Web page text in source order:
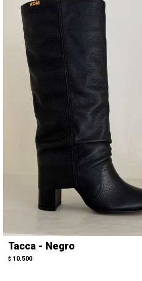
Tacca - Negro
$ 10.500